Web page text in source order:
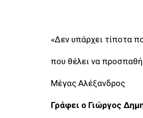
«Δεν υπάρχει τίποτα
που θέλει να
Μέγας Αλέξανδρος
Γράφει ο Γιώργος